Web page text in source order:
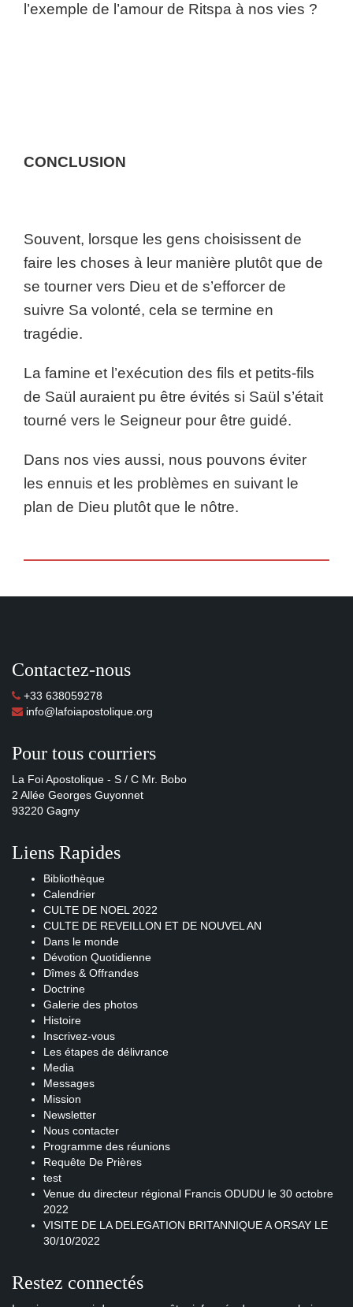
l’exemple de l’amour de Ritspa à nos vies ?
CONCLUSION
Souvent, lorsque les gens choisissent de
faire les choses à leur manière plutôt que de
se tourner vers Dieu et de s’efforcer de
suivre Sa volonté, cela se termine en
tragédie.
La famine et l’exécution des fils et petits-fils
de Saül auraient pu être évités si Saül s’était
tourné vers le Seigneur pour être guidé.
Dans nos vies aussi, nous pouvons éviter
les ennuis et les problèmes en suivant le
plan de Dieu plutôt que le nôtre.
Contactez-nous
+33 638059278
info@lafoiapostolique.org
Pour tous courriers
La Foi Apostolique - S / C Mr. Bobo
2 Allée Georges Guyonnet
93220 Gagny
Liens Rapides
Bibliothèque
Calendrier
CULTE DE NOEL 2022
CULTE DE REVEILLON ET DE NOUVEL AN
Dans le monde
Dévotion Quotidienne
Dîmes & Offrandes
Doctrine
Galerie des photos
Histoire
Inscrivez-vous
Les étapes de délivrance
Media
Messages
Mission
Newsletter
Nous contacter
Programme des réunions
Requête De Prières
test
Venue du directeur régional Francis ODUDU le 30 octobre
2022
VISITE DE LA DELEGATION BRITANNIQUE A ORSAY LE
30/10/2022
Restez connectés